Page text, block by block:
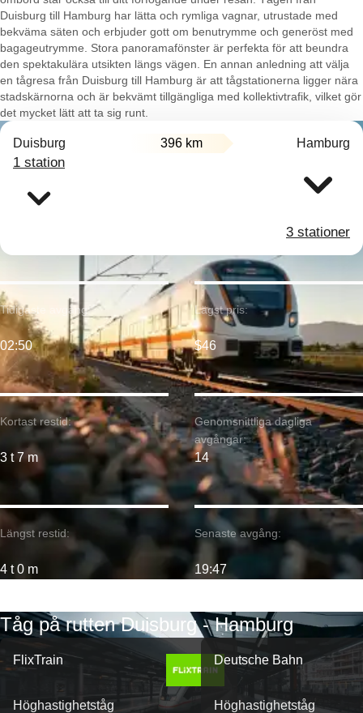
Duisburg till Hamburg har lätta och rymliga vagnar, utrustade med
bekväma säten och erbjuder gott om benutrymme och generöst med
bagageutrymme. Stora panoramafönster är perfekta för att beundra
den spektakulära utsikten längs vägen. En annan anledning att välja
en tågresa från Duisburg till Hamburg är att tågstationerna ligger nära
stadskärnorna och är bekvämt tillgängliga med kollektivtrafik, vilket gör
det mycket lätt att ta sig runt.
Duisburg 396 km Hamburg
1 station
3 stationer
Kortast restid:
3 t 7 m
Tidigaste avgång:
02:50
Längst restid:
4 t 0 m
Lägst pris:
$46
Genomsnittliga dagliga
avgångar:
14
Senaste avgång:
19:47
Tåg på rutten Duisburg - Hamburg
FlixTrain
Höghastighetståg
Deutsche Bahn
Höghastighetståg